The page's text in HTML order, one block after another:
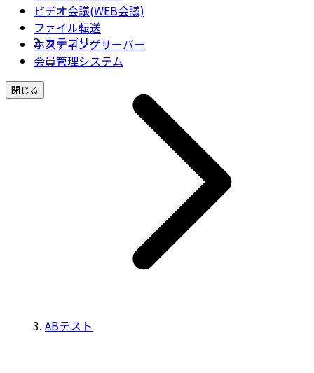
ビデオ会議(WEB会議)
ファイル転送
ホスティングサーバー
会員管理システム
閉じる
カテゴリー
ABテスト